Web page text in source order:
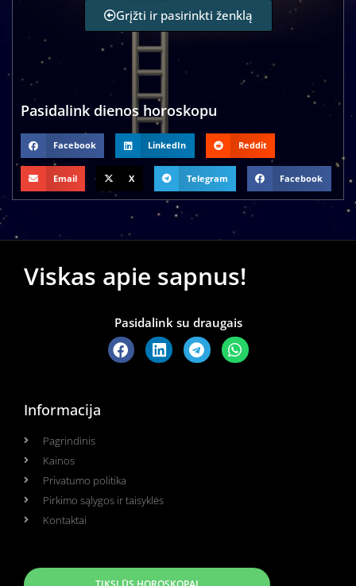
Grįžti ir pasirinkti ženklą
Pasidalink dienos horoskopu
Facebook LinkedIn Reddit
Email X Telegram Facebook
Viskas apie sapnus!
Pasidalink su draugais
Informacija
Pagrindinis
Kainos
Privatumo politika
Pirkimo sąlygos ir taisyklės
Kontaktai